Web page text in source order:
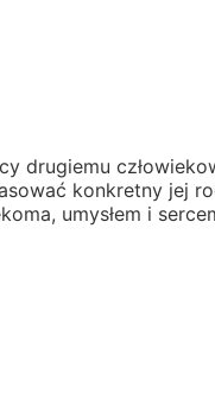
drugiemu
konkretny jej
umysłem i